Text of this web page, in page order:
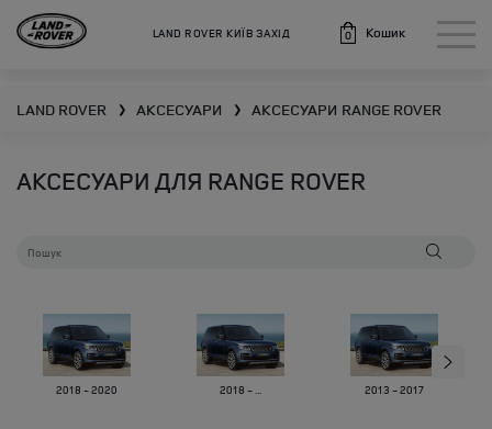
LAND ROVER КИЇВ ЗАХІД 0 Кошик
LAND ROVER ❯ АКСЕСУАРИ ❯ АКСЕСУАРИ RANGE ROVER
АКСЕСУАРИ ДЛЯ RANGE ROVER
2018 - 2020 2018 - ... 2013 - 2017